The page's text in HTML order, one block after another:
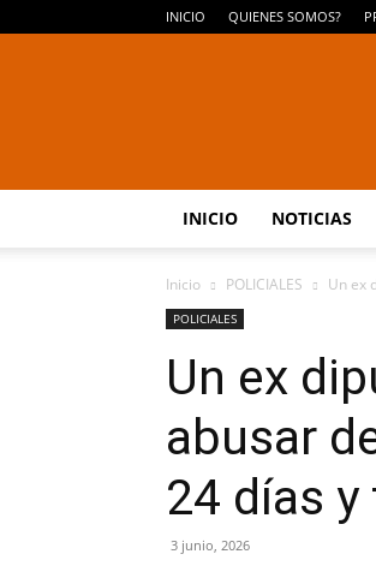
INICIO QUIENES SOMOS?
INICIO NOTICIAS
Inicio POLICIALES Un ex
POLICIALES
Un ex
abusar
24 días
3 junio, 2026